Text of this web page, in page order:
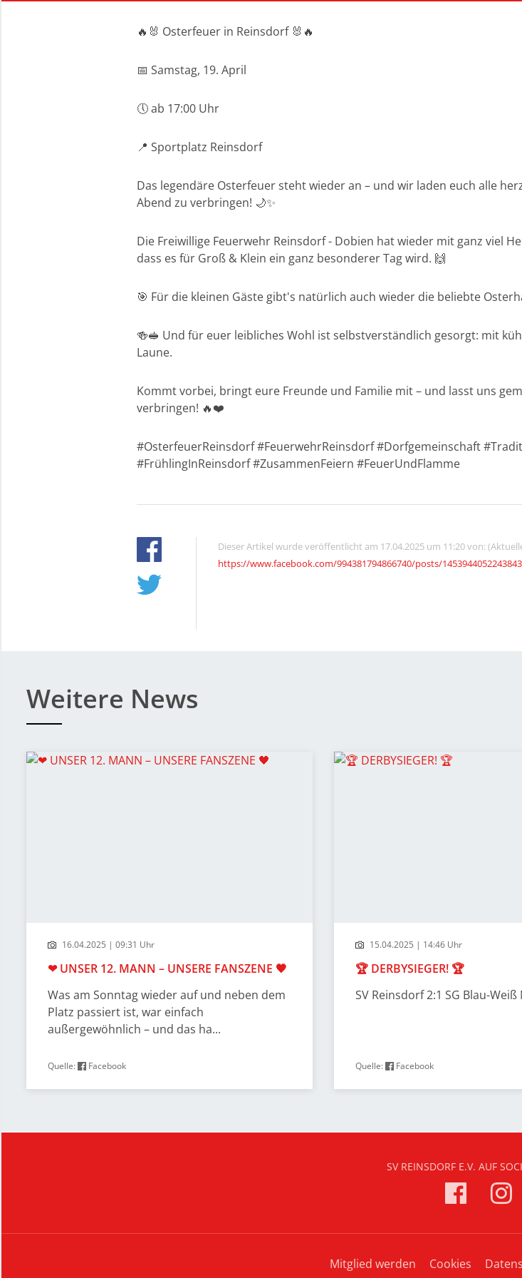
🔥🐰 Osterfeuer in Reinsdorf 🐰🔥
📅 Samstag, 19. April
🕔 ab 17:00 Uhr
📍 Sportplatz Reinsdorf
Das legendäre Osterfeuer steht wieder an – und wir laden euch alle
Abend zu verbringen! 🌙✨
Die Freiwillige Feuerwehr Reinsdorf - Dobien hat wieder mit ganz viel
dass es für Groß & Klein ein ganz besonderer Tag wird. 🙌
🎯 Für die kleinen Gäste gibt's natürlich auch wieder die beliebte
🍻🥪 Und für euer leibliches Wohl ist selbstverständlich gesorgt: mit
Laune.
Kommt vorbei, bringt eure Freunde und Familie mit – und lasst uns
verbringen! 🔥❤️
#OsterfeuerReinsdorf #FeuerwehrReinsdorf #Dorfgemeinschaft
#FrühlingInReinsdorf #ZusammenFeiern #FeuerUndFlamme
Dieser Artikel wurde veröffentlicht am 17.04.2025 um 11:20 von:
https://www.facebook.com/994381794866740/posts/1453944052243843
Weitere News
16.04.2025 | 09:31 Uhr
❤ UNSER 12. MANN – UNSERE FANSZENE 🖤
Was am Sonntag wieder auf und neben dem
Platz passiert ist, war einfach
außergewöhnlich – und das ha...
Quelle: Facebook
15.04.2025 | 14:46 Uhr
🏆 DERBYSIEGER! 🏆
SV Reinsdorf 2:1 SG Blau-
Quelle: Facebook
SV REINSDORF E.V. AUF
Mitglied werden Cookies